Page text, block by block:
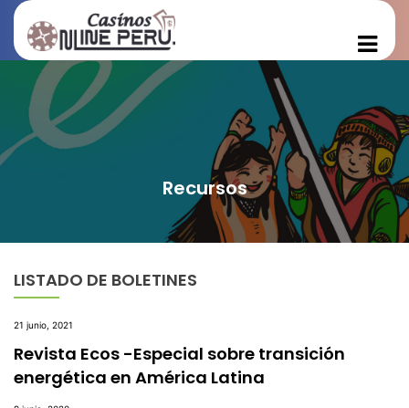
Recursos
LISTADO DE BOLETINES
21 junio, 2021
Revista Ecos -Especial sobre transición
energética en América Latina